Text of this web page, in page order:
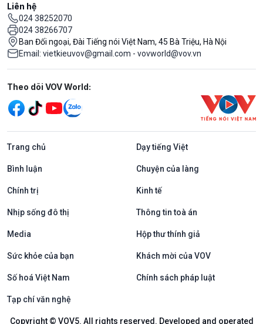
Liên hệ
024 38252070
024 38266707
Ban Đối ngoại, Đài Tiếng nói Việt Nam, 45 Bà Triệu, Hà Nội
Email: vietkieuvov@gmail.com - vovworld@vov.vn
Mạng xã hội
Theo dõi VOV World:
Trang chủ Dạy tiếng Việt
Bình luận Chuyện của làng
Chính trị Kinh tế
Nhịp sống đô thị Thông tin toà án
Media Hộp thư thính giả
Sức khỏe của bạn Khách mời của VOV
Số hoá Việt Nam Chính sách pháp luật
Tạp chí văn nghệ
Copyright © VOV5. All rights reserved. Developed and operated